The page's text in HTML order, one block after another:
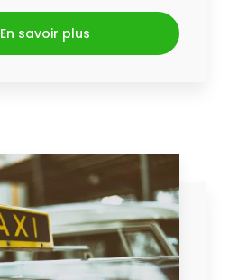
En savoir plus